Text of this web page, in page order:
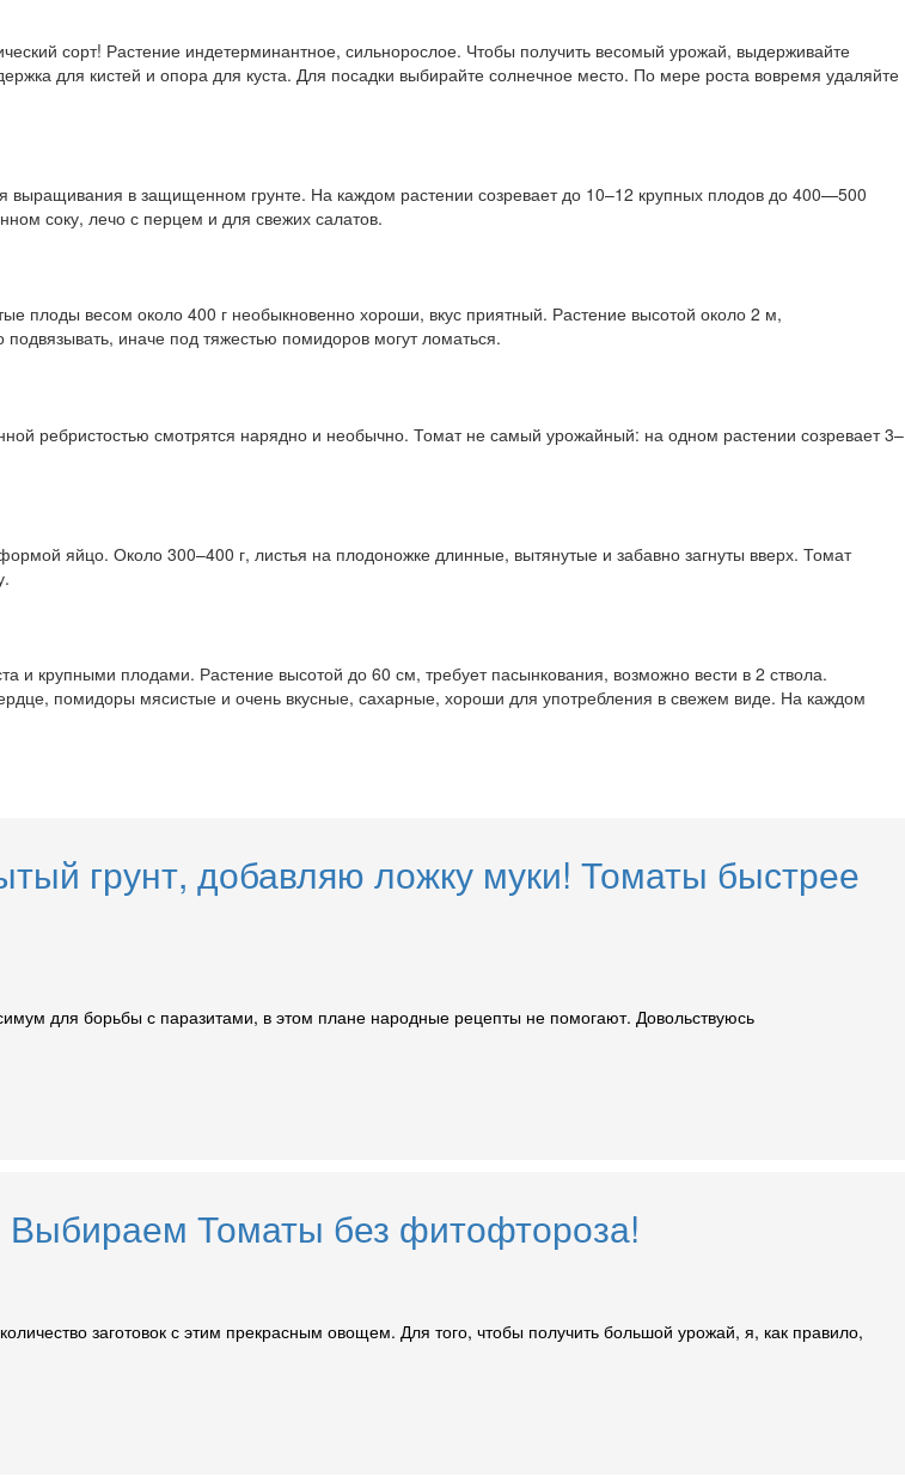
сорт! Растение индетерминантное, сильнорослое. Чтобы получить весомый урожай, выдерживайте
для кистей и опора для куста. Для посадки выбирайте солнечное место. По мере роста вовремя удаляйте
в защищенном грунте. На каждом растении созревает до 10–12 крупных плодов до 400—500
соку, лечо с перцем и для свежих салатов.
плоды весом около 400 г необыкновенно хороши, вкус приятный. Растение высотой около 2 м,
иначе под тяжестью помидоров могут ломаться.
ребристостью смотрятся нарядно и необычно. Томат не самый урожайный: на одном растении созревает 3–
яйцо. Около 300–400 г, листья на плодоножке длинные, вытянутые и забавно загнуты вверх. Томат
и крупными плодами. Растение высотой до 60 см, требует пасынкования, возможно вести в 2 ствола.
помидоры мясистые и очень вкусные, сахарные, хороши для употребления в свежем виде. На каждом
грунт, добавляю ложку муки! Томаты быстрее
для борьбы с паразитами, в этом плане народные рецепты не помогают. Довольствуюсь
Выбираем Томаты без фитофтороза!
заготовок с этим прекрасным овощем. Для того, чтобы получить большой урожай, я, как правило,